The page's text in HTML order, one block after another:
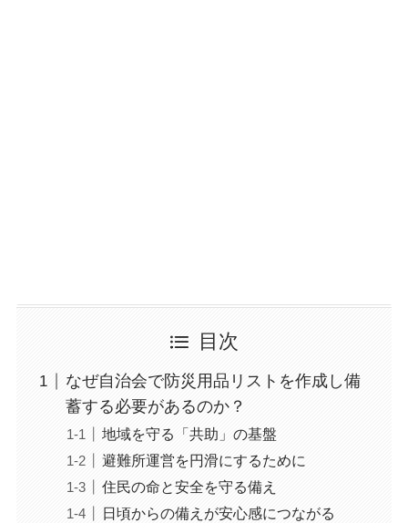
目次
なぜ自治会で防災用品リストを作成し備
蓄する必要があるのか？
地域を守る「共助」の基盤
避難所運営を円滑にするために
住民の命と安全を守る備え
日頃からの備えが安心感につながる